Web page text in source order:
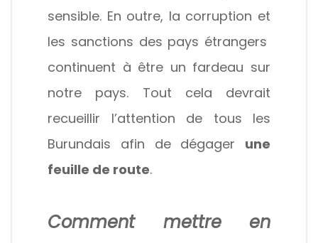
sensible. En outre, la corruption et
les sanctions des pays étrangers
continuent à être un fardeau sur
notre pays. Tout cela devrait
recueillir l’attention de tous les
Burundais afin de dégager une
feuille de route.
Comment mettre en